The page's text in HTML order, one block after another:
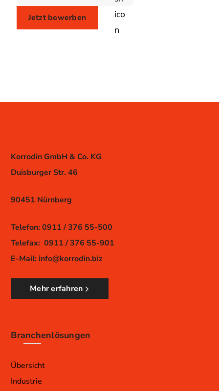
3
Korrodin GmbH & Co. KG
Duisburger Str. 46
90451 Nürnberg
Telefon: 0911 / 376 55-500
Telefax: 0911 / 376 55-901
E-Mail: info@korrodin.biz
Mehr erfahren
Branchenlösungen
Übersicht
Industrie